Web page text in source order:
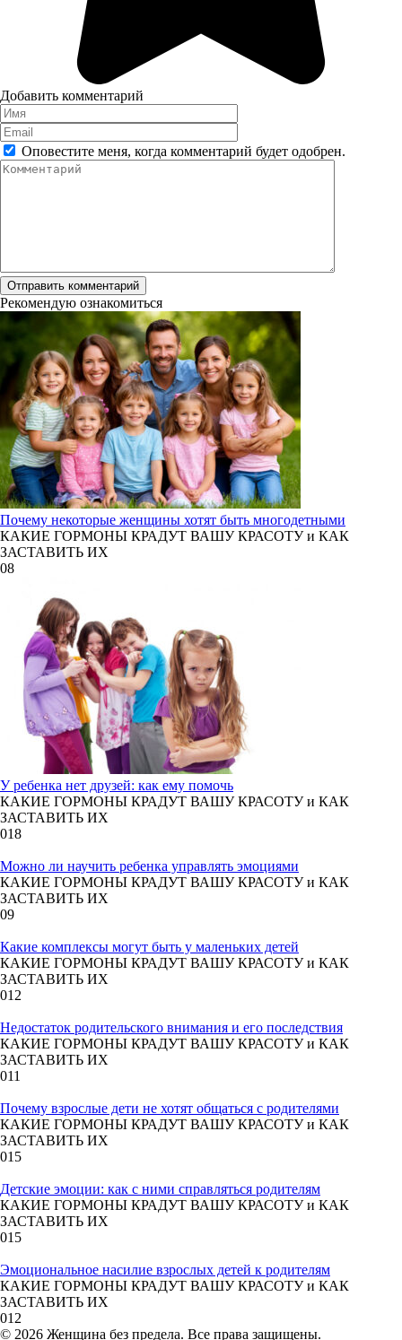
Добавить комментарий
Имя
*
Email
*
Оповестите меня, когда комментарий будет одобрен.
Комментарий
Рекомендую ознакомиться
Почему некоторые женщины хотят быть многодетными
КАКИЕ ГОРМОНЫ КРАДУТ ВАШУ КРАСОТУ и КАК
ЗАСТАВИТЬ ИХ
08
У ребенка нет друзей: как ему помочь
КАКИЕ ГОРМОНЫ КРАДУТ ВАШУ КРАСОТУ и КАК
ЗАСТАВИТЬ ИХ
018
Можно ли научить ребенка управлять эмоциями
КАКИЕ ГОРМОНЫ КРАДУТ ВАШУ КРАСОТУ и КАК
ЗАСТАВИТЬ ИХ
09
Какие комплексы могут быть у маленьких детей
КАКИЕ ГОРМОНЫ КРАДУТ ВАШУ КРАСОТУ и КАК
ЗАСТАВИТЬ ИХ
012
Недостаток родительского внимания и его последствия
КАКИЕ ГОРМОНЫ КРАДУТ ВАШУ КРАСОТУ и КАК
ЗАСТАВИТЬ ИХ
011
Почему взрослые дети не хотят общаться с родителями
КАКИЕ ГОРМОНЫ КРАДУТ ВАШУ КРАСОТУ и КАК
ЗАСТАВИТЬ ИХ
015
Детские эмоции: как с ними справляться родителям
КАКИЕ ГОРМОНЫ КРАДУТ ВАШУ КРАСОТУ и КАК
ЗАСТАВИТЬ ИХ
015
Эмоциональное насилие взрослых детей к родителям
КАКИЕ ГОРМОНЫ КРАДУТ ВАШУ КРАСОТУ и КАК
ЗАСТАВИТЬ ИХ
012
© 2026 Женщина без предела. Все права защищены.